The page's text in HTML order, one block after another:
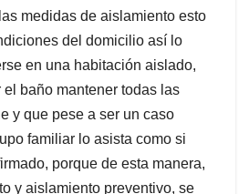
medidas de aislamiento esto
del domicilio así lo
en una habitación aislado,
baño mantener todas las
y que pese a ser un caso
familiar lo asista como si
porque de esta manera,
y aislamiento preventivo, se